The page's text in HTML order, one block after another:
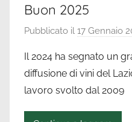
Buon 2025
Pubblicato il 17 Gennaio
Il 2024 ha segnato un
diffusione di vini del
lavoro svolto dal 2009